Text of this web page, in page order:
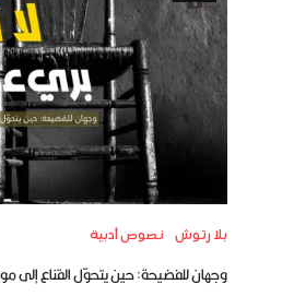
بلا رتوش نصوص أدبية
وجهان للفضيحة: حين يتحوّل القناع إلى